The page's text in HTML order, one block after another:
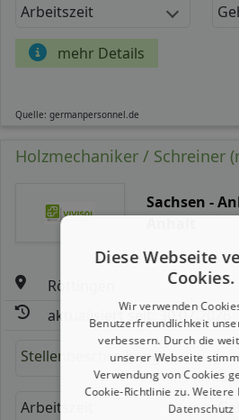
Arbeitszeit
mehr Details
Quelle: germanpersonnel.de
Holzmechaniker / Schreiner
Sachsen -
Röttingen
aktualisiert seit: 30.07.2026
Stellenbeschreibung:
Arbeitszeit
Diese Webseite
Cookies.
Wir verwenden
Benutzerfreundlichkeit
verbessern. Durch die
unserer Webseite
Verwendung von Cookies
Cookie-Richtlinie zu.Weitere
Datenschutz